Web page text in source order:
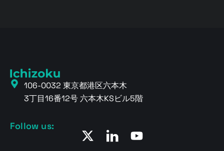
106-0032 東京都港区六本木
3丁目16番12号 六本木KSビル5階
Follow us: